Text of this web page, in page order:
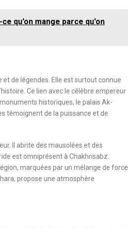
qu'on mange parce qu'on
et de légendes. Elle est surtout connue
Ce lien avec le célèbre empereur
historiques, le palais Ak-
témoignent de la puissance et de
Il abrite des mausolées et des
est omniprésent à Chakhrisabz.
marquées par un mélange de force
propose une atmosphère